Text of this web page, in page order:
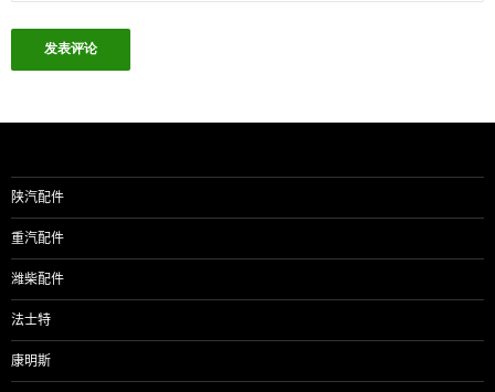
陕汽配件
重汽配件
潍柴配件
法士特
康明斯